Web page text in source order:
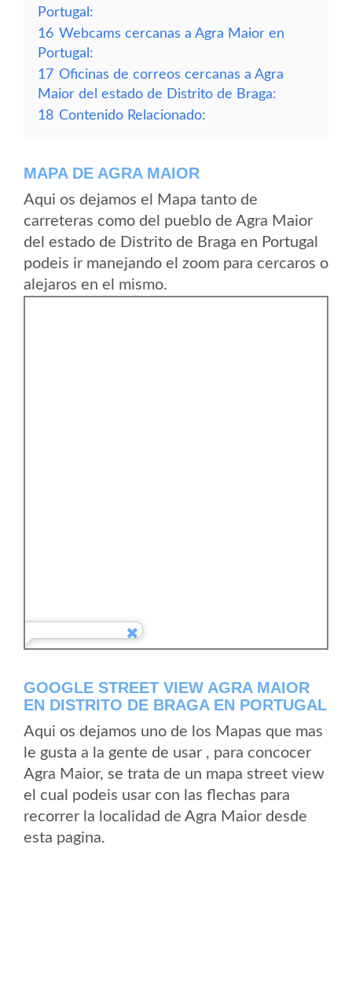
Portugal:
16 Webcams cercanas a Agra Maior en
Portugal:
17 Oficinas de correos cercanas a Agra
Maior del estado de Distrito de Braga:
18 Contenido Relacionado:
MAPA DE AGRA MAIOR
Aqui os dejamos el Mapa tanto de
carreteras como del pueblo de Agra Maior
del estado de Distrito de Braga en Portugal
podeis ir manejando el zoom para cercaros o
alejaros en el mismo.
GOOGLE STREET VIEW AGRA MAIOR
EN DISTRITO DE BRAGA EN PORTUGAL
Aqui os dejamos uno de los Mapas que mas
le gusta a la gente de usar , para concocer
Agra Maior, se trata de un mapa street view
el cual podeis usar con las flechas para
recorrer la localidad de Agra Maior desde
esta pagina.